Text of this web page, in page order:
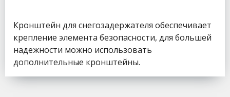
Кронштейн для снегозадержателя обеспечивает
крепление элемента безопасности, для большей
надежности можно использовать
дополнительные кронштейны.